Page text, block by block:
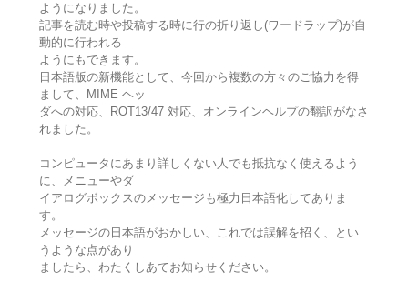
ようになりました。
記事を読む時や投稿する時に行の折り返し(ワードラップ)が自
動的に行われる
ようにもできます。
日本語版の新機能として、今回から複数の方々のご協力を得
まして、MIME ヘッ
ダへの対応、ROT13/47 対応、オンラインヘルプの翻訳がなさ
れました。
コンピュータにあまり詳しくない人でも抵抗なく使えるよう
に、メニューやダ
イアログボックスのメッセージも極力日本語化してありま
す。
メッセージの日本語がおかしい、これでは誤解を招く、とい
うような点があり
ましたら、わたくしあてお知らせください。